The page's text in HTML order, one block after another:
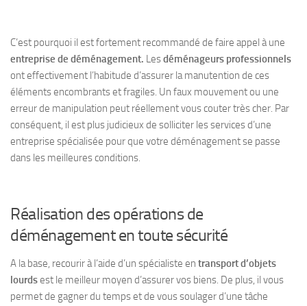
C’est pourquoi il est fortement recommandé de faire appel à une
entreprise de déménagement. Lesdéménageurs professionnels
ont effectivement l’habitude d’assurer la manutention de ces
éléments encombrants et fragiles. Un faux mouvement ou une
erreur de manipulation peut réellement vous couter très cher. Par
conséquent, il est plus judicieux de solliciter les services d’une
entreprise spécialisée pour que votre déménagement se passe
dans les meilleures conditions.
Réalisation des opérations de
déménagement en toute sécurité
A la base, recourir à l’aide d’un spécialiste en transport d’objets
lourdsest le meilleur moyen d’assurer vos biens. De plus, il vous
permet de gagner du temps et de vous soulager d’une tâche